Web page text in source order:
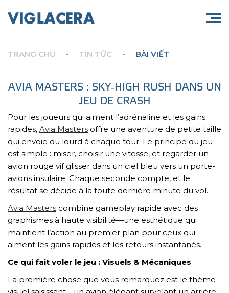
TRANG CHỦ - TIN TỨC - BÀI VIẾT
AVIA MASTERS : SKY‑HIGH RUSH DANS UN
JEU DE CRASH
Pour les joueurs qui aiment l’adrénaline et les gains
rapides, Avia Masters offre une aventure de petite taille
qui envoie du lourd à chaque tour. Le principe du jeu
est simple : miser, choisir une vitesse, et regarder un
avion rouge vif glisser dans un ciel bleu vers un porte-
avions insulaire. Chaque seconde compte, et le
résultat se décide à la toute dernière minute du vol.
Avia Masters combine gameplay rapide avec des
graphismes à haute visibilité—une esthétique qui
maintient l’action au premier plan pour ceux qui
aiment les gains rapides et les retours instantanés.
Ce qui fait voler le jeu : Visuels & Mécaniques
La première chose que vous remarquez est le thème